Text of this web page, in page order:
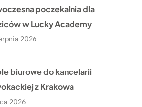
poczekalnia dla
w Lucky Academy
2026
biurowe do kancelarii
z Krakowa
2026